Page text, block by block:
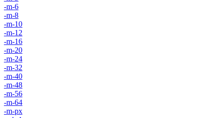
-m-6
-m-8
-m-10
-m-12
-m-16
-m-20
-m-24
-m-32
-m-40
-m-48
-m-56
-m-64
-m-px